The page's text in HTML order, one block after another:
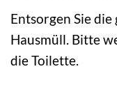
Entsorgen Sie
Hausmüll. Bitte
die Toilette.